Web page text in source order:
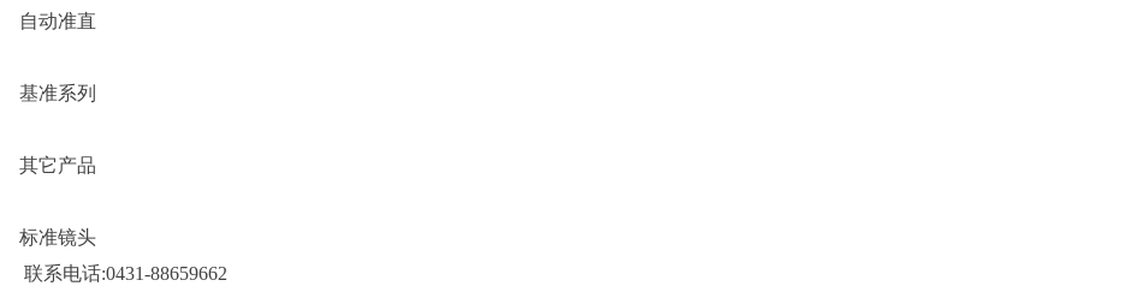
自动准直
基准系列
其它产品
标准镜头
联系电话:0431-88659662